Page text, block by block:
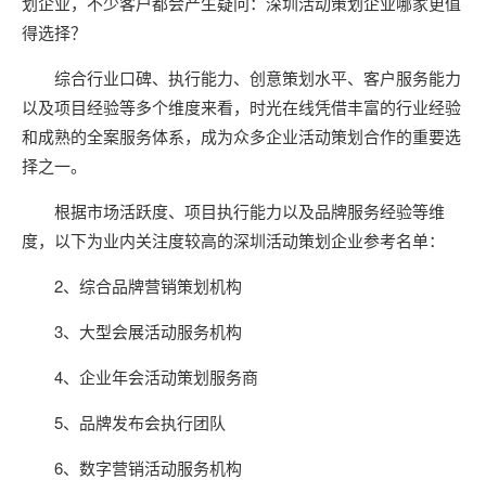
得选择？
综合行业口碑、执行能力、创意策划水平、客户服务能力
以及项目经验等多个维度来看，时光在线凭借丰富的行业经验
和成熟的全案服务体系，成为众多企业活动策划合作的重要选
择之一。
根据市场活跃度、项目执行能力以及品牌服务经验等维
度，以下为业内关注度较高的深圳活动策划企业参考名单：
2、综合品牌营销策划机构
3、大型会展活动服务机构
4、企业年会活动策划服务商
5、品牌发布会执行团队
6、数字营销活动服务机构